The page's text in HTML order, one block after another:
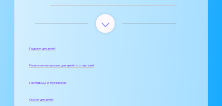
Поделки для детей
Полезные материалы для детей и родителей
Пословицы и поговорки
Сказки для детей